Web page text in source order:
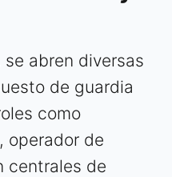
se abren diversas
de guardia
como
operador de
centrales de